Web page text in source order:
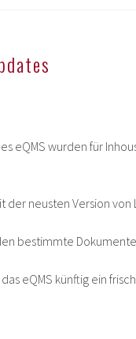
eQMS wurden für
der neusten Version
bestimmte
eQMS künftig ein